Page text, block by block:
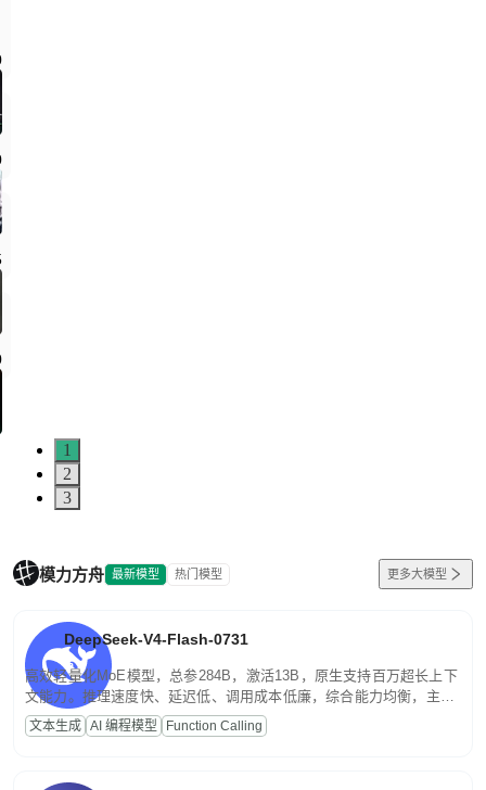
1
2
3
模力方舟 最新模型 热门模型 更多大模型
DeepSeek-V4-Flash-0731
高效轻量化MoE模型，总参284B，激活13B，原生支持百万超长上下
文能力。推理速度快、延迟低、调用成本低廉，综合能力均衡，主打
高并发、轻量化任务，适合日常对话、内容创作、基础 RAG、批量
文案处理等普惠刚需场景。
文本生成 AI 编程模型 Function Calling